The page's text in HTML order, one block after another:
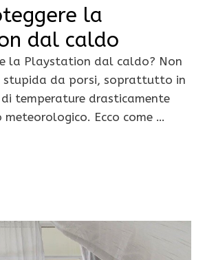
la
dal caldo
la Playstation dal caldo? Non
stupida da porsi, soprattutto in
temperature drasticamente
Ecco come …